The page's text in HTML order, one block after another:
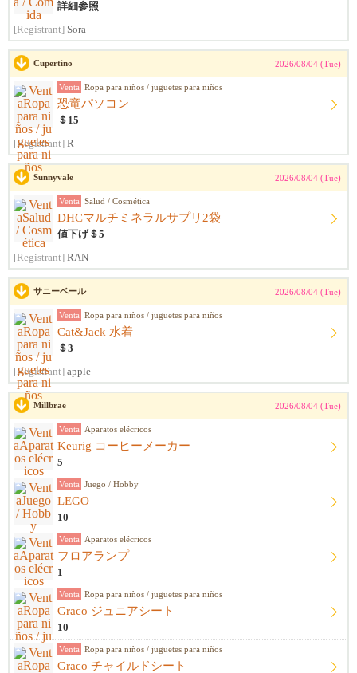
詳細参照
[Registrant] Sora
Cupertino 2026/08/04 (Tue)
Venta Ropa para niños / juguetes para niños
恐竜パソコン
＄15
[Registrant] R
Sunnyvale 2026/08/04 (Tue)
Venta Salud / Cosmética
DHCマルチミネラルサプリ2袋
値下げ＄5
[Registrant] RAN
サニーベール 2026/08/04 (Tue)
Venta Ropa para niños / juguetes para niños
Cat&Jack 水着
＄3
[Registrant] apple
Millbrae 2026/08/04 (Tue)
Venta Aparatos elécricos
Keurig コーヒーメーカー
5
Venta Juego / Hobby
LEGO
10
Venta Aparatos elécricos
フロアランプ
1
Venta Ropa para niños / juguetes para niños
Graco ジュニアシート
10
Venta Ropa para niños / juguetes para niños
Graco チャイルドシート